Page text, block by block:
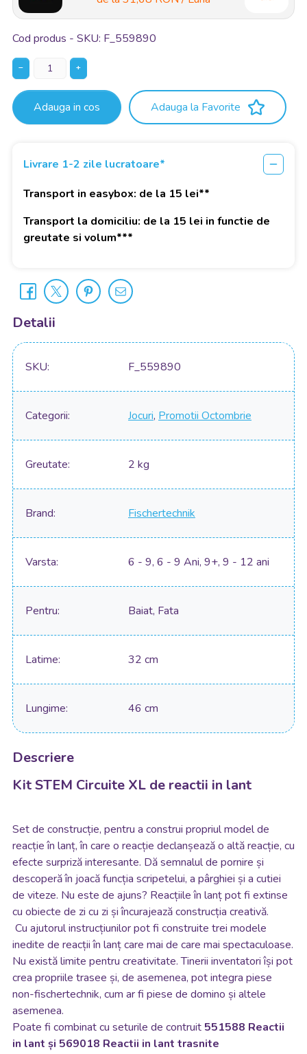
Cod produs - SKU F_559890
− +
Adauga in cos Adauga la Favorite
Livrare 1-2 zile lucratoare*
Transport in easybox: de la 15 lei**
Transport la domiciliu: de la 15 lei in functie de
greutate si volum***
Detalii
SKU F_559890
Categorii Jocuri, Promotii Octombrie
Greutate 2 kg
Brand Fischertechnik
Varsta 6 - 9, 6 - 9 Ani, 9+, 9 - 12 ani
Pentru Baiat, Fata
Latime 32 cm
Lungime 46 cm
Descriere
Kit STEM Circuite XL de reactii in lant
Set de construcție, pentru a construi propriul model de
reacție în lanț, în care o reacție declanșează o altă reacție, cu
efecte surpriză interesante. Dă semnalul de pornire și
descoperă în joacă funcția scripetelui, a pârghiei și a cutiei
de viteze. Nu este de ajuns? Reacțiile în lanț pot fi extinse
cu obiecte de zi cu zi și încurajează construcția creativă.
Cu ajutorul instrucțiunilor pot fi construite trei modele
inedite de reacții în lanț care mai de care mai spectaculoase.
Nu există limite pentru creativitate. Tinerii inventatori își pot
crea propriile trasee și, de asemenea, pot integra piese
non-fischertechnik, cum ar fi piese de domino și altele
asemenea.
Poate fi combinat cu seturile de contruit 551588 Reactii
in lant și 569018 Reactii in lant trasnite